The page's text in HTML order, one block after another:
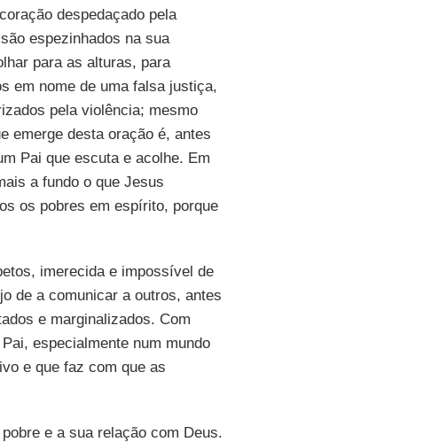
despedaçado pela
espezinhados na sua
para as alturas, para
em nome de uma falsa justiça,
pela violência; mesmo
emerge desta oração é, antes
Pai que escuta e acolhe. Em
a fundo o que Jesus
os pobres em espírito, porque
imerecida e impossível de
de a comunicar a outros, antes
e marginalizados. Com
especialmente num mundo
e que faz com que as
e a sua relação com Deus.